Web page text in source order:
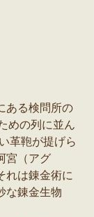
ある検問所の
めの列に並ん
革鞄が提げら
宮（アグ
れは錬金術に
な錬金生物